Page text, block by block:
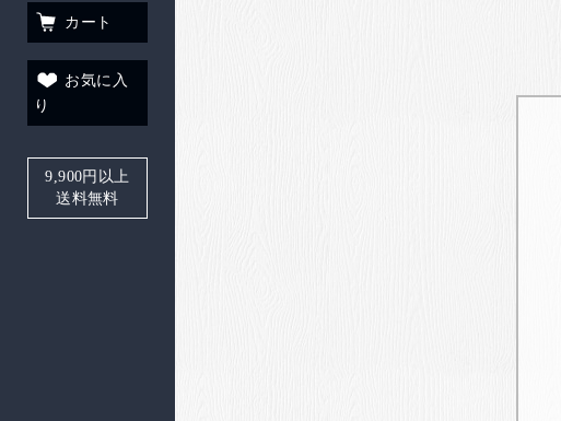
カート
お気に入
り
9,900円以上
送料無料